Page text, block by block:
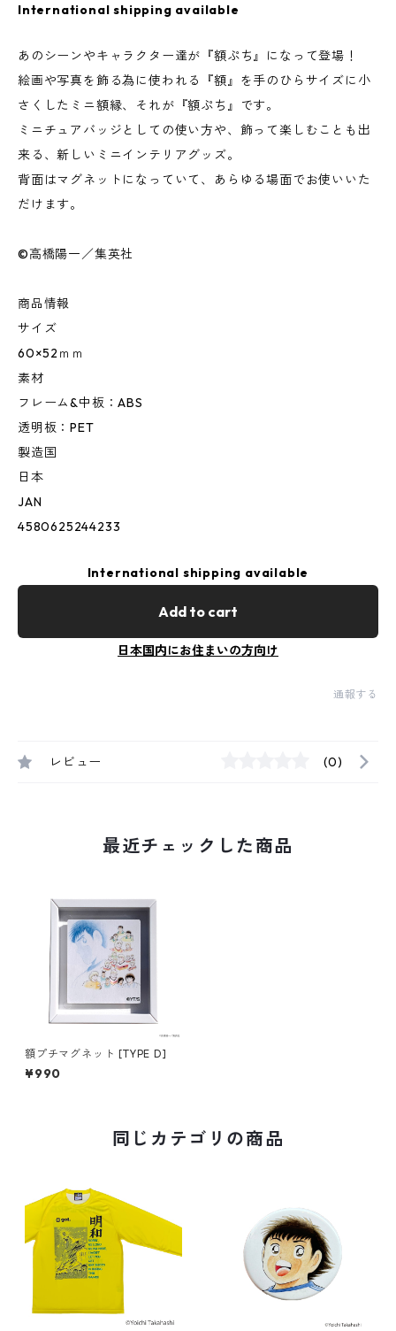
International shipping available
あのシーンやキャラクター達が『額ぷち』になって登場！
絵画や写真を飾る為に使われる『額』を手のひらサイズに小
さくしたミニ額縁、それが『額ぷち』です。
ミニチュアバッジとしての使い方や、飾って楽しむことも出
来る、新しいミニインテリアグッズ。
背面はマグネットになっていて、あらゆる場面でお使いいた
だけます。
©高橋陽一／集英社
商品情報
サイズ
60×52ｍｍ
素材
フレーム&中板：ABS
透明板：PET
製造国
日本
JAN
4580625244233
International shipping available
Add to cart
日本国内にお住まいの方向け
通報する
レビュー (0)
最近チェックした商品
額プチマグネット [TYPE D]
¥990
同じカテゴリの商品